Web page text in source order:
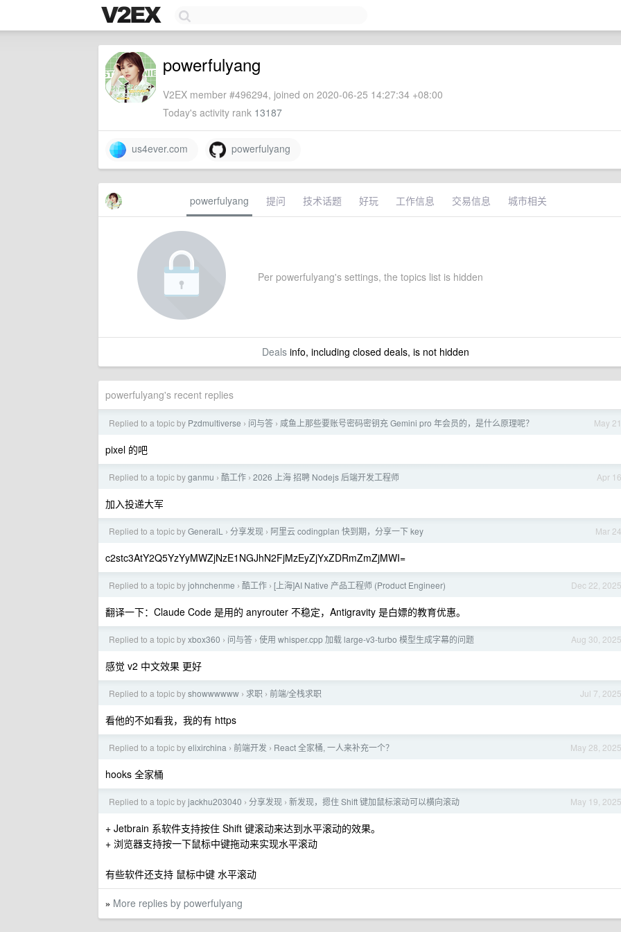
powerfulyang
V2EX member #496294, joined on 2020-06-25 14:27:34 +08:00
Today's activity rank 13187
us4ever.com powerfulyang
powerfulyang 提问 技术话题 好玩 工作信息 交易信息 城市相关
Per powerfulyang's settings, the topics list is hidden
Dealsinfo, including closed deals, is not hidden
powerfulyang's recent replies
May 21
Replied to a topic by Pzdmultiverse › 问与答 › 咸鱼上那些要账号密码密钥充 Gemini pro 年会员的，是什么原理呢？
pixel 的吧
Apr 16
Replied to a topic byganmu › 酷工作 › 2026 上海 招聘 Nodejs 后端开发工程师
加入投递大军
Mar 24
Replied to a topic byGeneralL › 分享发现 › 阿里云 codingplan 快到期，分享一下 key
c2stc3AtY2Q5YzYyMWZjNzE1NGJhN2FjMzEyZjYxZDRmZmZjMWI=
Dec 22, 2025
Replied to a topic byjohnchenme › 酷工作 › [上海]AI Native 产品工程师 (Product Engineer)
翻译一下：Claude Code 是用的 anyrouter 不稳定，Antigravity 是白嫖的教育优惠。
Aug 30, 2025
Replied to a topic byxbox360 › 问与答 › 使用 whisper.cpp 加载 large-v3-turbo 模型生成字幕的问题
感觉 v2 中文效果 更好
Jul 7, 2025
Replied to a topic byshowwwwww › 求职 › 前端/全栈求职
看他的不如看我，我的有 https
May 28, 2025
Replied to a topic byelixirchina › 前端开发 › React 全家桶, 一人来补充一个？
hooks 全家桶
May 19, 2025
Replied to a topic byjackhu203040 › 分享发现 › 新发现，摁住 Shift 键加鼠标滚动可以横向滚动
+ Jetbrain 系软件支持按住 Shift 键滚动来达到水平滚动的效果。
+ 浏览器支持按一下鼠标中键拖动来实现水平滚动
有些软件还支持 鼠标中键 水平滚动
» More replies by powerfulyang